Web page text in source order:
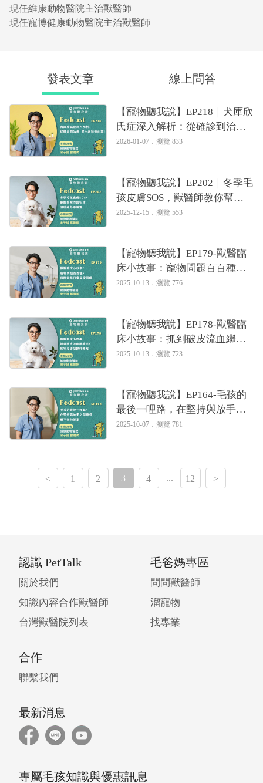
現任維康動物醫院主治獸醫師
現任寵博健康動物醫院主治獸醫師
發表文章 線上問答
【寵物聽我說】EP218｜犬庫欣
氏症深入解析：從確診到治
療，飼主該知道的事！｜專業
2026-01-07．瀏覽 833
【寵物聽我說】EP202｜冬季毛
孩皮膚SOS，獸醫師教你幫毛
孩溫暖過冬不踩雷｜專業獸醫
2025-12-15．瀏覽 553
【寵物聽我說】EP179-獸醫臨
床小故事：寵物問題百百種，
但關鍵是日常居家照護｜專業
2025-10-13．瀏覽 776
【寵物聽我說】EP178-獸醫臨
床小故事：抓到破皮流血繼續
抓，狗狗皮膚問題好難解｜專
2025-10-13．瀏覽 723
【寵物聽我說】EP164-毛孩的
最後一哩路，在堅持與放手之
間尋找最平衡的答案｜專業獸
2025-10-07．瀏覽 781
< 1 2 3 4 ... 12 >
認識 PetTalk
關於我們
知識內容合作獸醫師
台灣獸醫院列表
毛爸媽專區
問問獸醫師
溜寵物
找專業
合作
聯繫我們
最新消息
專屬毛孩知識與優惠訊息